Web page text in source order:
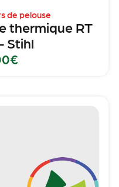
de pelouse
thermique RT
Stihl
€